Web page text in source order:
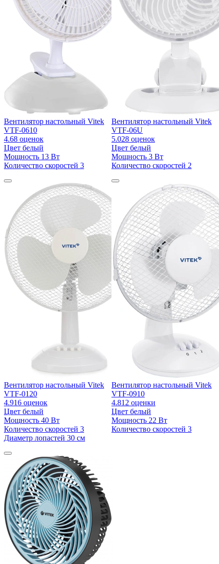
Вентилятор настольный Vitek
VTF-0610
4.68 оценок
Цвет белый
Мощность 13 Вт
Количество скоростей 3
Вентилятор настольный Vitek
VTF-06U
5.028 оценок
Цвет белый
Мощность 3 Вт
Количество скоростей 2
Вентилятор настольный Vitek
VTF-0120
4.916 оценок
Цвет белый
Мощность 40 Вт
Количество скоростей 3
Диаметр лопастей 30 см
Вентилятор настольный Vitek
VTF-0910
4.812 оценки
Цвет белый
Мощность 22 Вт
Количество скоростей 3